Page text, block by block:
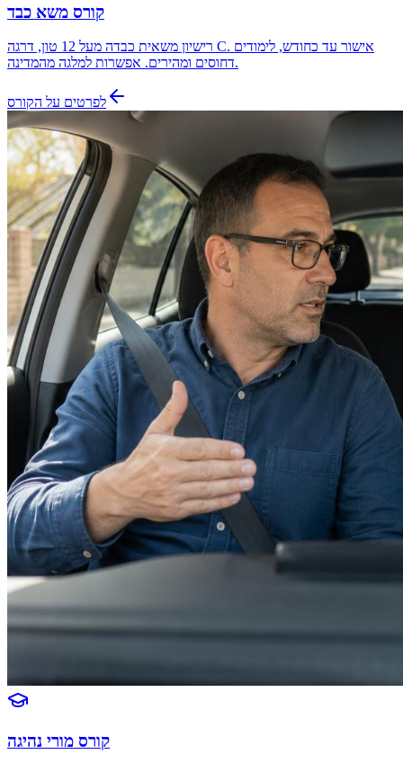
קורס משא כבד
רישיון משאית כבדה מעל 12 טון, דרגה C. אישור עד כחודש, לימודים
דחוסים ומהירים. אפשרות למלגה מהמדינה.
לפרטים על הקורס
קורס מורי נהיגה